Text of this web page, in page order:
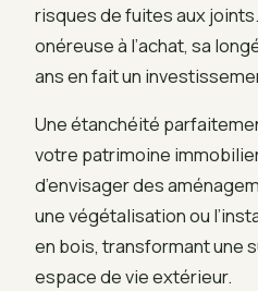
risques de fuites aux
onéreuse à l’achat, sa
ans en fait un
Une étanchéité
votre patrimoine
d’envisager des
une végétalisation ou
en bois, transformant une
espace de vie extérieur.